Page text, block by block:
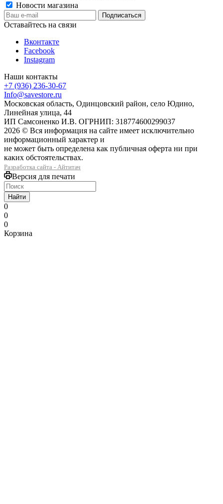
Новости магазина
Оставайтесь на связи
Вконтакте
Facebook
Instagram
Наши контакты
+7 (936) 236-30-67
Info@savestore.ru
Московская область, Одинцовский район, село Юдино,
Линейная улица, 44
ИП Самсоненко И.В. ОГРНИП: 318774600299037
2026 © Вся информация на сайте имеет исключительно
информационный характер и
не может быть определена как публичная оферта ни при
каких обстоятельствах.
Разработка сайта - Айтитач
Версия для печати
Найти
0
0
0
Корзина